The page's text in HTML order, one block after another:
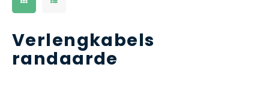
Verlengkabels
randaarde